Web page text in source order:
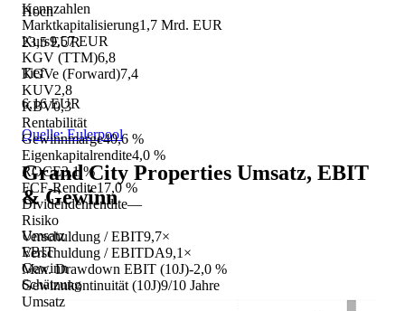
Kennzahlen
Marktkapitalisierung1,7 Mrd. EUR
Kurs9,57 EUR
KGV (TTM)6,8
KGVe (Forward)7,4
KUV2,8
KBV0,3
Rentabilität
Gewinnmarge40,6 %
Eigenkapitalrendite4,0 %
ROCE3,1 %
FCF-Rendite17,0 %
Dividendenrendite—
Risiko
Verschuldung / EBIT9,7×
Verschuldung / EBITDA9,1×
Max. Drawdown EBIT (10J)-2,0 %
Gewinnkontinuität (10J)9/10 Jahre
Umsatz
Hoch
23,5 EUR
Tief
6,16 EUR
Quelle: Eulerpool
Grand City Properties Umsatz, EBIT
& Gewinn
Umsatz
EBIT
Gewinn
Schätzung